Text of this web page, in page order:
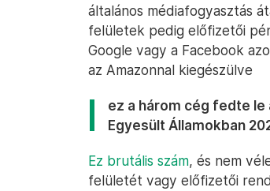
általános médiafogyasztás
felületek pedig előfizetői
Google vagy a Facebook
az Amazonnal kiegészülve
ez a három cég fedte
Egyesült Államokban
Ez brutális szám, és nem
felületét vagy előfizetői